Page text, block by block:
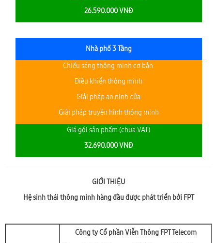
26.590.000 VNĐ
Nhà phố 3 Tầng
Chiếu sáng thông minh cơ bản
Điều khiển thông minh
Giải pháp an ninh cửa
Giải pháp truyền hình thông minh
Giá gói sản phẩm (chưa VAT)
32.690.000 VNĐ
GIỚI THIỆU
Hệ sinh thái thông minh hàng đầu được phát triển bởi FPT
Công ty Cổ phần Viễn Thông FPT Telecom